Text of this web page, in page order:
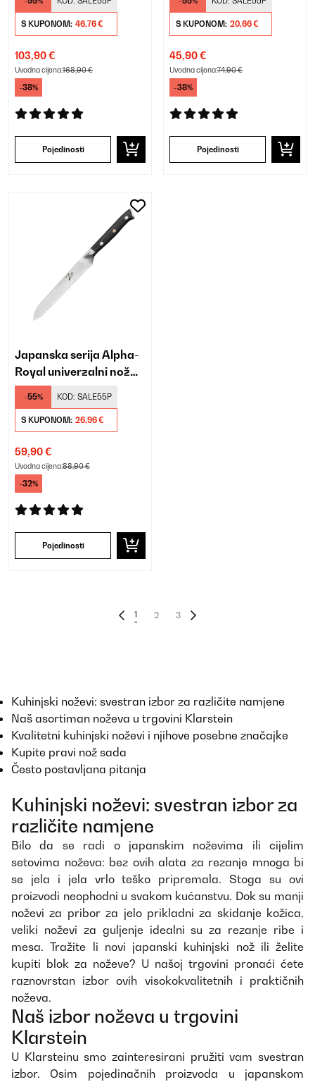
S KUPONOM: 46,76 €
103,90 €
Uvodna cijena:168,90 €
-38%
Pojedinosti
S KUPONOM: 20,66 €
45,90 €
Uvodna cijena:74,90 €
-38%
Pojedinosti
Japanska serija Alpha-
Royal univerzalni nož
od 5,5"
-55% KOD: SALE55P
S KUPONOM: 26,96 €
59,90 €
Uvodna cijena:88,90 €
-32%
Pojedinosti
1 2 3
Kuhinjski noževi: svestran izbor za različite namjene
Naš asortiman noževa u trgovini Klarstein
Kvalitetni kuhinjski noževi i njihove posebne značajke
Kupite pravi nož sada
Često postavljana pitanja
Kuhinjski noževi: svestran izbor za
različite namjene
Bilo da se radi o japanskim noževima ili cijelim
setovima noževa: bez ovih alata za rezanje mnoga bi
se jela i jela vrlo teško pripremala. Stoga su ovi
proizvodi neophodni u svakom kućanstvu. Dok su manji
noževi za pribor za jelo prikladni za skidanje kožica,
veliki noževi za guljenje idealni su za rezanje ribe i
mesa. Tražite li novi japanski kuhinjski nož ili želite
kupiti blok za noževe? U našoj trgovini pronaći ćete
raznovrstan izbor ovih visokokvalitetnih i praktičnih
noževa.
Naš izbor noževa u trgovini
Klarstein
U Klarsteinu smo zainteresirani pružiti vam svestran
izbor. Osim pojedinačnih proizvoda u japanskom